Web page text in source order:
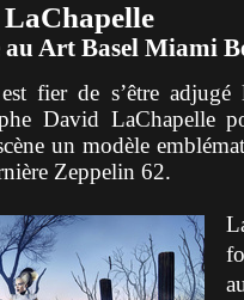
au Art Basel Miami
fier de s’être adjugé
David LaChapelle
un modèle
Zeppelin 62.